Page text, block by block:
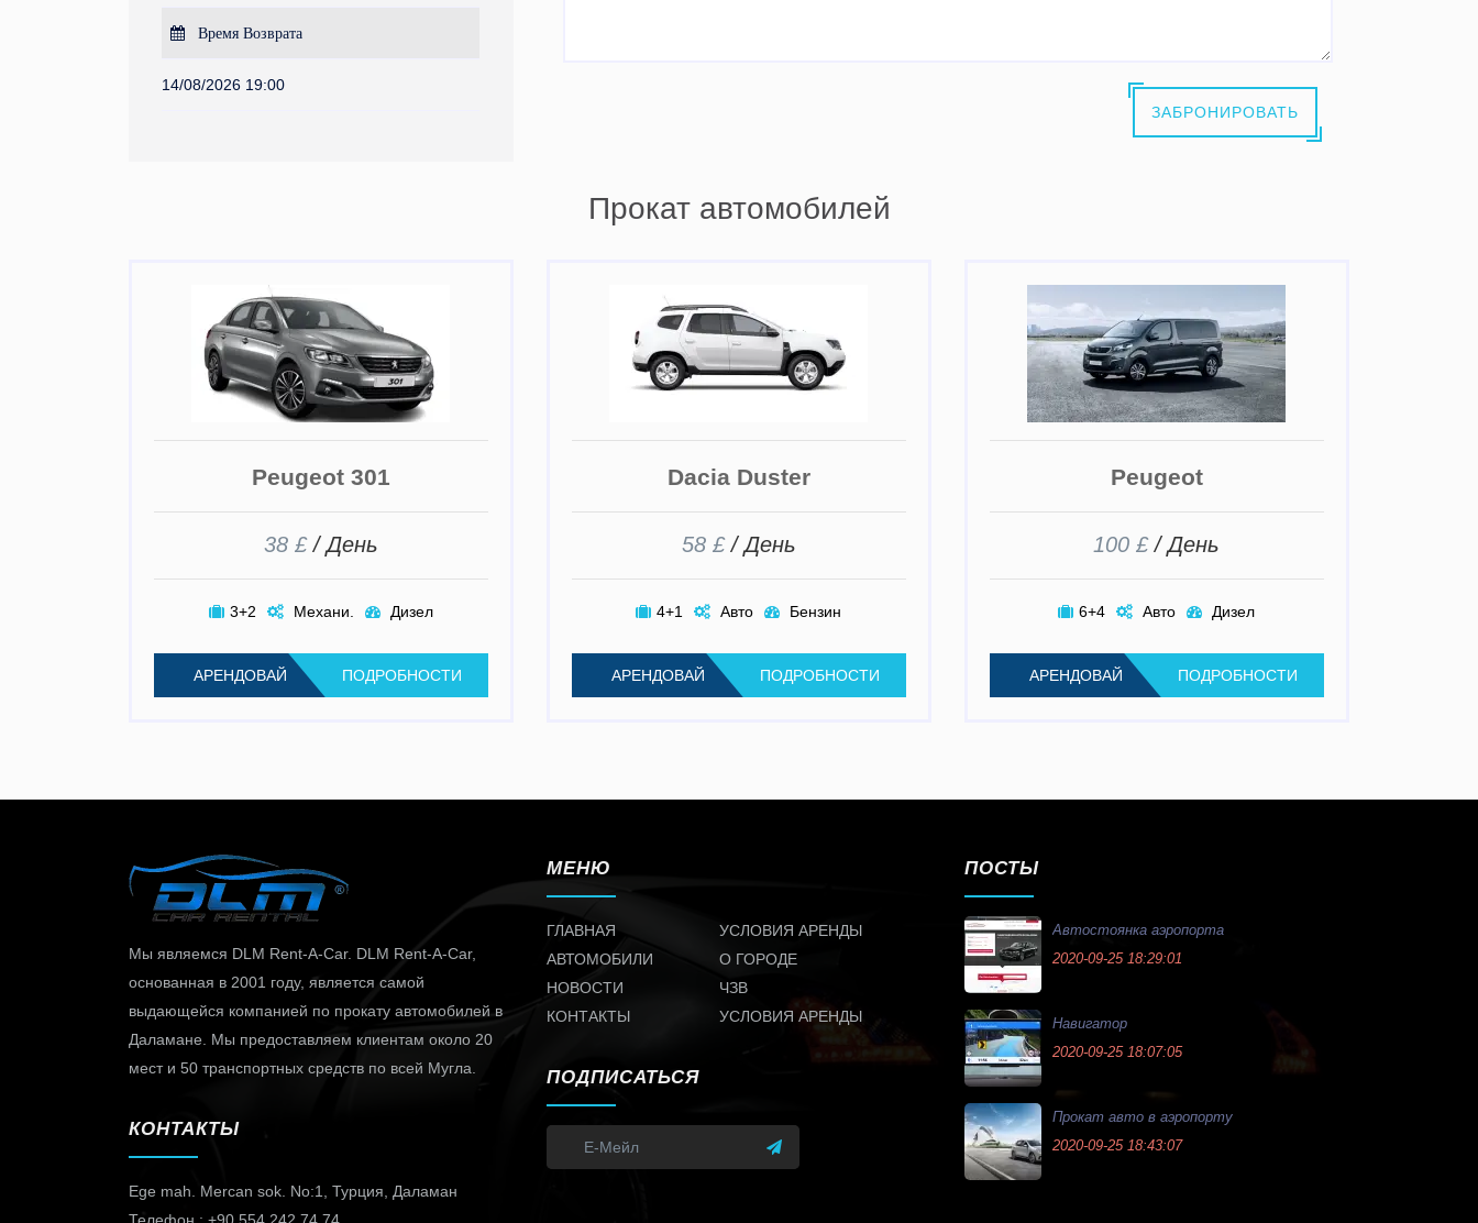
Время Возврата
14/08/2026 19:00
ЗАБРОНИРОВАТЬ
Прокат автомобилей
Peugeot 301
38 £/ День
3+2 Механи. Дизел
АРЕНДОВАЙ ПОДРОБНОСТИ
Dacia Duster
58 £/ День
4+1 Авто Бензин
АРЕНДОВАЙ ПОДРОБНОСТИ
Peugeot
100 £/ День
6+4 Авто Дизел
АРЕНДОВАЙ ПОДРОБНОСТИ
Мы являемся DLM Rent-A-Car. DLM Rent-A-Car,
основанная в 2001 году, является самой
выдающейся компанией по прокату автомобилей в
Даламане. Мы предоставляем клиентам около 20
мест и 50 транспортных средств по всей Мугла.
КОНТАКТЫ
Ege mah. Mercan sok. No:1, Турция, Даламан
МЕНЮ
ГЛАВНАЯ
АВТОМОБИЛИ
НОВОСТИ
КОНТАКТЫ
УСЛОВИЯ АРЕНДЫ
О ГОРОДЕ
ЧЗВ
УСЛОВИЯ АРЕНДЫ
ПОДПИСАТЬСЯ
ПОСТЫ
Автостоянка аэропорта
2020-09-25 18:29:01
Навигатор
2020-09-25 18:07:05
Прокат авто в аэропорту
2020-09-25 18:43:07